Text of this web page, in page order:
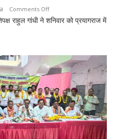
Comments Offon
राहुल
‘रील
21वीं
सदी
का
नशा’,
रोजगार
को
लेकर
राहुल गांधी ने शनिवार को प्रयागराज में